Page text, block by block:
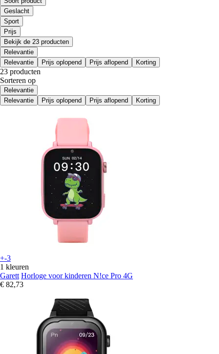
Geslacht
Sport
Prijs
Bekijk de 23 producten
Relevantie
Relevantie
Prijs oplopend Prijs aflopend Korting
23 producten
Sorteren op
Relevantie
Relevantie
Prijs oplopend Prijs aflopend Korting
+-3
1 kleuren
Garett Horloge voor kinderen N!ce Pro 4G
€ 82,73